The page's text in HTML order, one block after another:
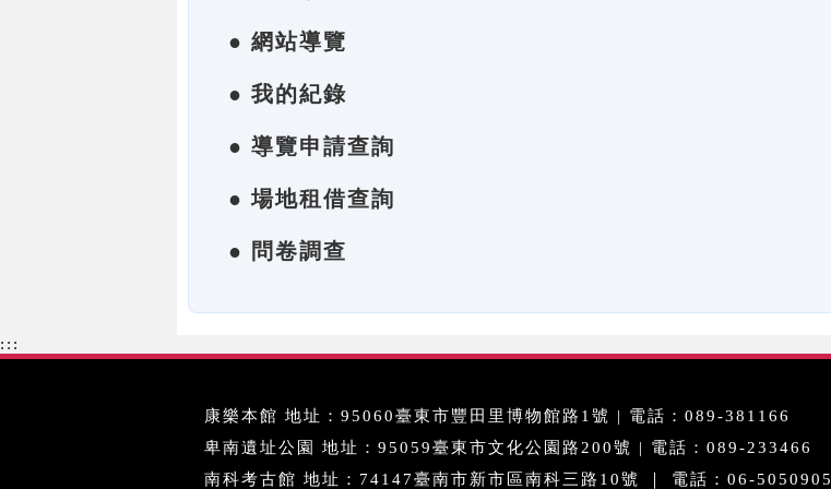
● 網站導覽
● 我的紀錄
● 導覽申請查詢
● 場地租借查詢
● 問卷調查
:::
康樂本館 地址：95060臺東市豐田里博物館路1號 | 電話：089-381166
卑南遺址公園 地址：95059臺東市文化公園路200號 | 電話：089-233466
南科考古館 地址：74147臺南市新市區南科三路10號 ｜ 電話：06-5050905